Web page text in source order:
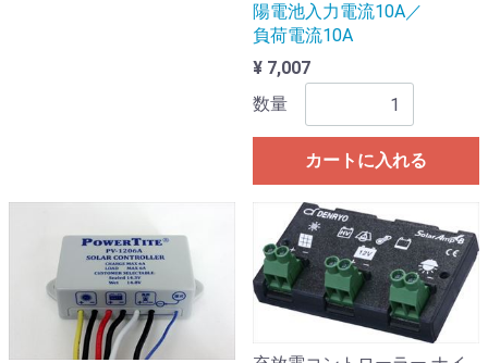
陽電池入力電流10A／
負荷電流10A
¥ 7,007
数量
カートに入れる